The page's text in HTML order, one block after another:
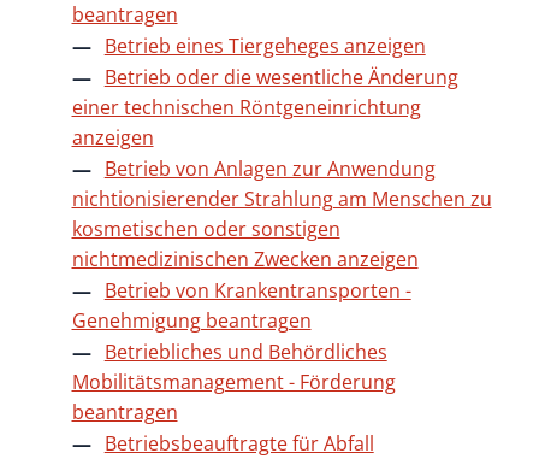
beantragen
Betrieb eines Tiergeheges anzeigen
Betrieb oder die wesentliche Änderung
einer technischen Röntgeneinrichtung
anzeigen
Betrieb von Anlagen zur Anwendung
nichtionisierender Strahlung am Menschen zu
kosmetischen oder sonstigen
nichtmedizinischen Zwecken anzeigen
Betrieb von Krankentransporten -
Genehmigung beantragen
Betriebliches und Behördliches
Mobilitätsmanagement - Förderung
beantragen
Betriebsbeauftragte für Abfall